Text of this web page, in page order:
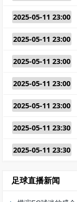
2025-05-11 23:00
2025-05-11 23:00
2025-05-11 23:00
2025-05-11 23:00
2025-05-11 23:00
2025-05-11 23:30
2025-05-11 23:30
足球直播新闻